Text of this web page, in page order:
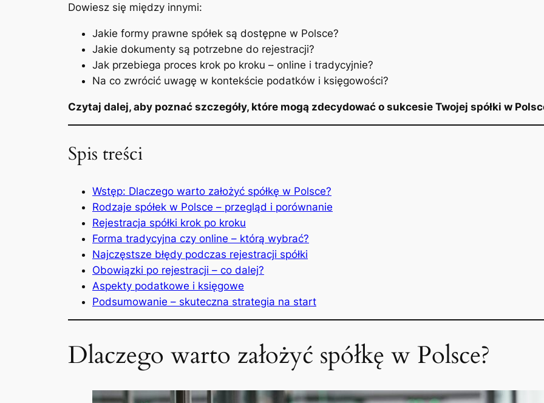
Dowiesz się między innymi:
Jakie formy prawne spółek są dostępne w Polsce?
Jakie dokumenty są potrzebne do rejestracji?
Jak przebiega proces krok po kroku – online i tradycyjnie?
Na co zwrócić uwagę w kontekście podatków i księgowości?
Czytaj dalej, aby poznać szczegóły, które mogą zdecydować o sukcesie Twojej spółki w
Spis treści
Wstęp: Dlaczego warto założyć spółkę w Polsce?
Rodzaje spółek w Polsce – przegląd i porównanie
Rejestracja spółki krok po kroku
Forma tradycyjna czy online – którą wybrać?
Najczęstsze błędy podczas rejestracji spółki
Obowiązki po rejestracji – co dalej?
Aspekty podatkowe i księgowe
Podsumowanie – skuteczna strategia na start
Dlaczego warto założyć spółkę w Polsce?